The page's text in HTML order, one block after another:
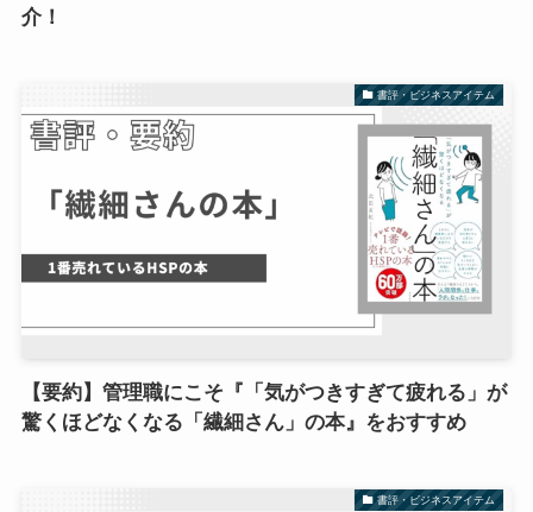
介！
書評・ビジネスアイテム
【要約】管理職にこそ『「気がつきすぎて疲れる」が
驚くほどなくなる「繊細さん」の本』をおすすめ
書評・ビジネスアイテム